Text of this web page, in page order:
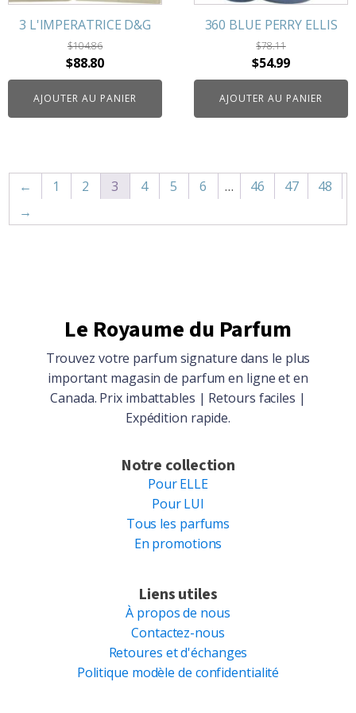
3 L'IMPERATRICE D&G
$104.86
Le
prix
initial
était :
$88.80Le
prix
actuel
est :
AJOUTER AU PANIER
360 BLUE PERRY ELLIS
$78.11
Le
prix
initial
était :
$54.99Le
prix
actuel
est :
AJOUTER AU PANIER
← 1 2 3 4 5 6 … 46 47
48
→
Le Royaume du Parfum
Trouvez votre parfum signature dans le plus
important magasin de parfum en ligne et en
Canada. Prix imbattables | Retours faciles |
Expédition rapide.
Notre collection
Pour ELLE
Pour LUI
Tous les parfums
En promotions
Liens utiles
À propos de nous
Contactez-nous
Retoures et d'échanges
Politique modèle de confidentialité